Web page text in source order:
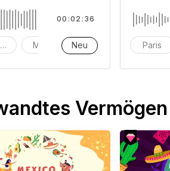
Musik instrumental
00:02:36
Neu Paris
Vermögen